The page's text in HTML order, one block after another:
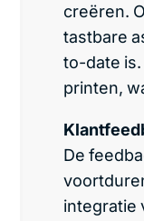
creëren.
tastbare
to-date
printen,
De
integratie